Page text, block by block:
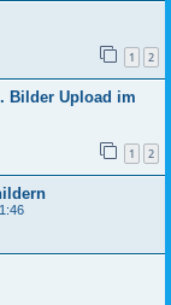
1 2
Bilder Upload im
1 2